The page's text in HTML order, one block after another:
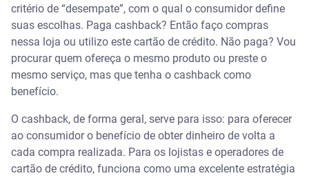
critério de “desempate”, com o qual o consumidor define
suas escolhas. Paga cashback? Então faço compras
nessa loja ou utilizo este cartão de crédito. Não paga? Vou
procurar quem ofereça o mesmo produto ou preste o
mesmo serviço, mas que tenha o cashback como
benefício.
O cashback, de forma geral, serve para isso: para oferecer
ao consumidor o benefício de obter dinheiro de volta a
cada compra realizada. Para os lojistas e operadores de
cartão de crédito, funciona como uma excelente estratégia